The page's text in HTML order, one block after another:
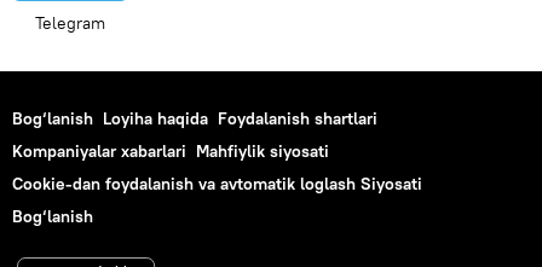
Telegram
Bog‘lanish Loyiha haqida Foydalanish shartlari
Kompaniyalar xabarlari Mahfiylik siyosati
Cookie-dan foydalanish va avtomatik loglash Siyosati
Bog‘lanish